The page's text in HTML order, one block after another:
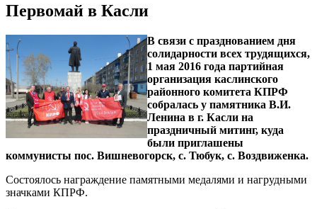
Первомай в Касли
В связи с празднованием дня
солидарности всех трудящихся,
1 мая 2016 года партийная
организация каслинского
районного комитета КПРФ
собралась у памятника В.И.
Ленина в г. Касли на
праздничный митинг, куда
были приглашены
коммунисты пос. Вишневогорск, с. Тюбук, с. Воздвиженка.
Состоялось награждение памятными медалями и нагрудными
значками КПРФ.